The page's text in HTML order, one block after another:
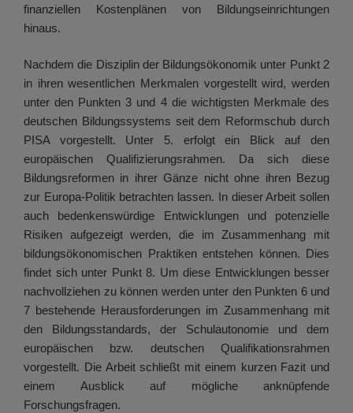
finanziellen Kostenplänen von Bildungseinrichtungen
hinaus.
Nachdem die Disziplin der Bildungsökonomik unter Punkt 2
in ihren wesentlichen Merkmalen vorgestellt wird, werden
unter den Punkten 3 und 4 die wichtigsten Merkmale des
deutschen Bildungssystems seit dem Reformschub durch
PISA vorgestellt. Unter 5. erfolgt ein Blick auf den
europäischen Qualifizierungsrahmen. Da sich diese
Bildungsreformen in ihrer Gänze nicht ohne ihren Bezug
zur Europa-Politik betrachten lassen. In dieser Arbeit sollen
auch bedenkenswürdige Entwicklungen und potenzielle
Risiken aufgezeigt werden, die im Zusammenhang mit
bildungsökonomischen Praktiken entstehen können. Dies
findet sich unter Punkt 8. Um diese Entwicklungen besser
nachvollziehen zu können werden unter den Punkten 6 und
7 bestehende Herausforderungen im Zusammenhang mit
den Bildungsstandards, der Schulautonomie und dem
europäischen bzw. deutschen Qualifikationsrahmen
vorgestellt. Die Arbeit schließt mit einem kurzen Fazit und
einem Ausblick auf mögliche anknüpfende
Forschungsfragen.